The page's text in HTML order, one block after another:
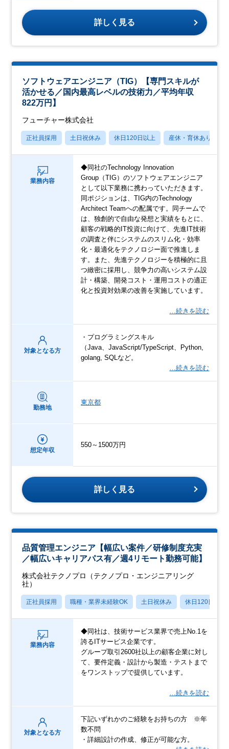
詳しく見る
ソフトウェアエンジニア（TIG）【専門スキルが
活かせる／国内最高レベルの技術力／平均年収
822万円】
フューチャー株式会社
正社員採用 土日祝休み 休日120日以上 産休・育休あり
業務内容
◆同社のTechnology Innovation
Group（TIG）のソフトウェアエンジニア
として以下業務に携わっていただきます。
同ポジションは、TIG内のTechnology
Architect Teamへの配属です。同チームで
は、独創的で自由な発想と実績をもとに、
顧客の戦略的IT投資に向けて、先進IT技術
の調査と伴にシステムのスリム化・効率
化・最適化をテクノロジー面で推進しま
す。また、先進テクノロジーを積極的に且
つ緻密に採用し、競争力の高いシステム設
計・構築、開発コスト・運用コストの適正
化と投資対効果の改善を実施しています。
…続きを読む
対象となる方
・プログラミングスキル
（Java、JavaScript/TypeScript、Python,
golang, SQLなど。
…続きを読む
勤務地
東京都
想定年収
550～1500万円
詳しく見る
品質管理エンジニア【幅広い案件／研修制度充実
／幅広いキャリアパス有／週4リモート勤務可能】
株式会社テクノプロ（テクノプロ・エンジニアリング
社）
正社員採用 職種・業界未経験OK 土日祝休み 休日120日以上
業務内容
◆同社は、技術サービス業界で売上No.1を
誇るITサービス企業です。
グループ取引2600社以上の顧客企業に対し
て、要件定義・設計から製造・テストまで
をワンストップで提供しています。
…続きを読む
対象となる方
下記いずれかのご経験をお持ちの方 ※年
数不問
・詳細設計の作成、修正が可能な方。